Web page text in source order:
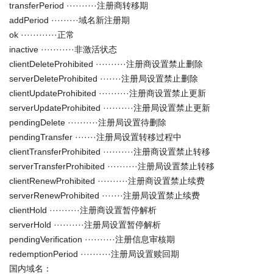
transferPeriod ··········注册商转移期
addPeriod ·········域名新注册期
ok ············正常
inactive ···········非激活状态
clientDeleteProhibited ··········注册商设置禁止删除
serverDeleteProhibited ·······注册局设置禁止删除
clientUpdateProhibited ··········注册商设置禁止更新
serverUpdateProhibited ··········注册局设置禁止更新
pendingDelete ··········注册局设置待删除
pendingTransfer ·······注册局设置转移过程中
clientTransferProhibited ··········注册商设置禁止转移
serverTransferProhibited ··········注册局设置禁止转移
clientRenewProhibited ··········注册商设置禁止续费
serverRenewProhibited ·······注册局设置禁止续费
clientHold ··········注册商设置暂停解析
serverHold ··········注册局设置暂停解析
pendingVerification ··········注册信息审核期
redemptionPeriod ··········注册局设置赎回期
国内域名：